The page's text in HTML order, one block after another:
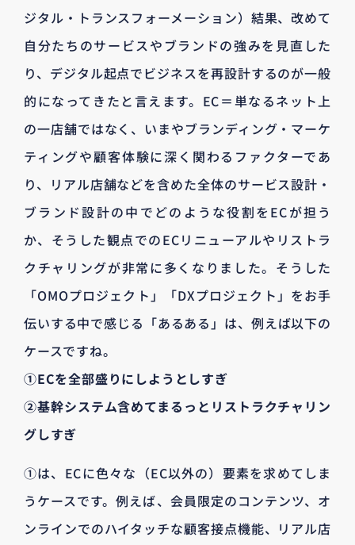
ジタル・トランスフォーメーション）結果、改めて
自分たちのサービスやブランドの強みを見直した
り、デジタル起点でビジネスを再設計するのが一般
的になってきたと言えます。EC＝単なるネット上
の一店舗ではなく、いまやブランディング・マーケ
ティングや顧客体験に深く関わるファクターであ
り、リアル店舗などを含めた全体のサービス設計・
ブランド設計の中でどのような役割をECが担う
か、そうした観点でのECリニューアルやリストラ
クチャリングが非常に多くなりました。そうした
「OMOプロジェクト」「DXプロジェクト」をお手
伝いする中で感じる「あるある」は、例えば以下の
ケースですね。
①ECを全部盛りにしようとしすぎ
②基幹システム含めてまるっとリストラクチャリン
グしすぎ
①は、ECに色々な（EC以外の）要素を求めてしま
うケースです。例えば、会員限定のコンテンツ、オ
ンラインでのハイタッチな顧客接点機能、リアル店